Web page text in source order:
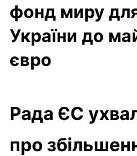
фонд миру
України до
євро
Рада ЄС
про